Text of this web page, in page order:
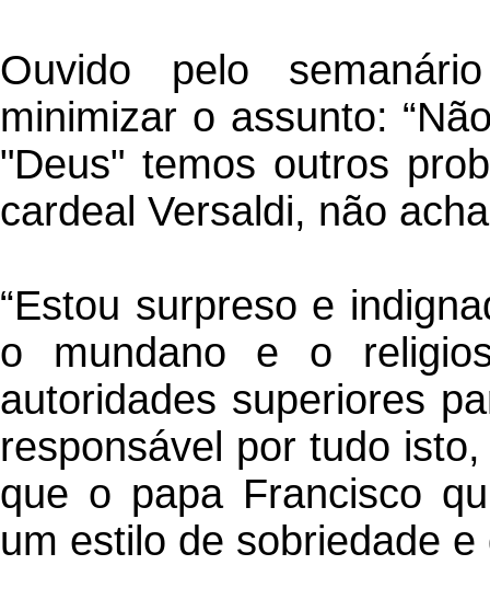
Ouvido pelo
minimizar o assunto:
"Deus" temos outros
cardeal Versaldi, não
“Estou surpreso e
o mundano e o
autoridades superiores
responsável por tudo
que o papa Francisco
um estilo de sobriedade